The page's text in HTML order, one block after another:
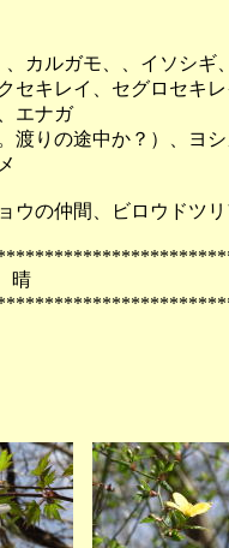
カルガモ、、イソシギ
、セグロセキレイ、
、エナガ
りの途中か？）、ヨシ
ウの仲間、ビロウドツ
日（月)